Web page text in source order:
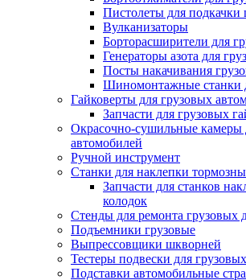
Пистолеты для подкачки
Вулканизаторы
Борторасширители для
Генераторы азота для
Посты накачивания
Шиномонтажные станки
Гайковерты для грузовых
Запчасти для грузовых
Окрасочно-сушильные камеры
автомобилей
Ручной инструмент
Станки для наклепки
Запчасти для станков
колодок
Стенды для ремонта грузовых
Подъемники грузовые
Выпрессовщики шкворней
Тестеры подвески для
Подставки автомобильные